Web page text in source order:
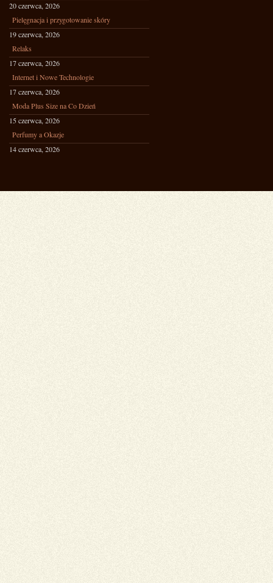
20 czerwca, 2026
Pielęgnacja i przygotowanie skóry
19 czerwca, 2026
Relaks
17 czerwca, 2026
Internet i Nowe Technologie
17 czerwca, 2026
Moda Plus Size na Co Dzień
15 czerwca, 2026
Perfumy a Okazje
14 czerwca, 2026